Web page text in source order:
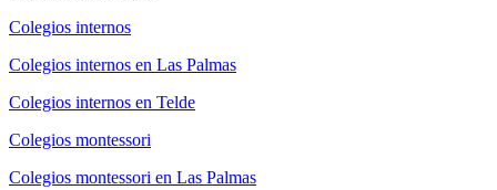
Colegios internos
Colegios internos en Las Palmas
Colegios internos en Telde
Colegios montessori
Colegios montessori en Las Palmas